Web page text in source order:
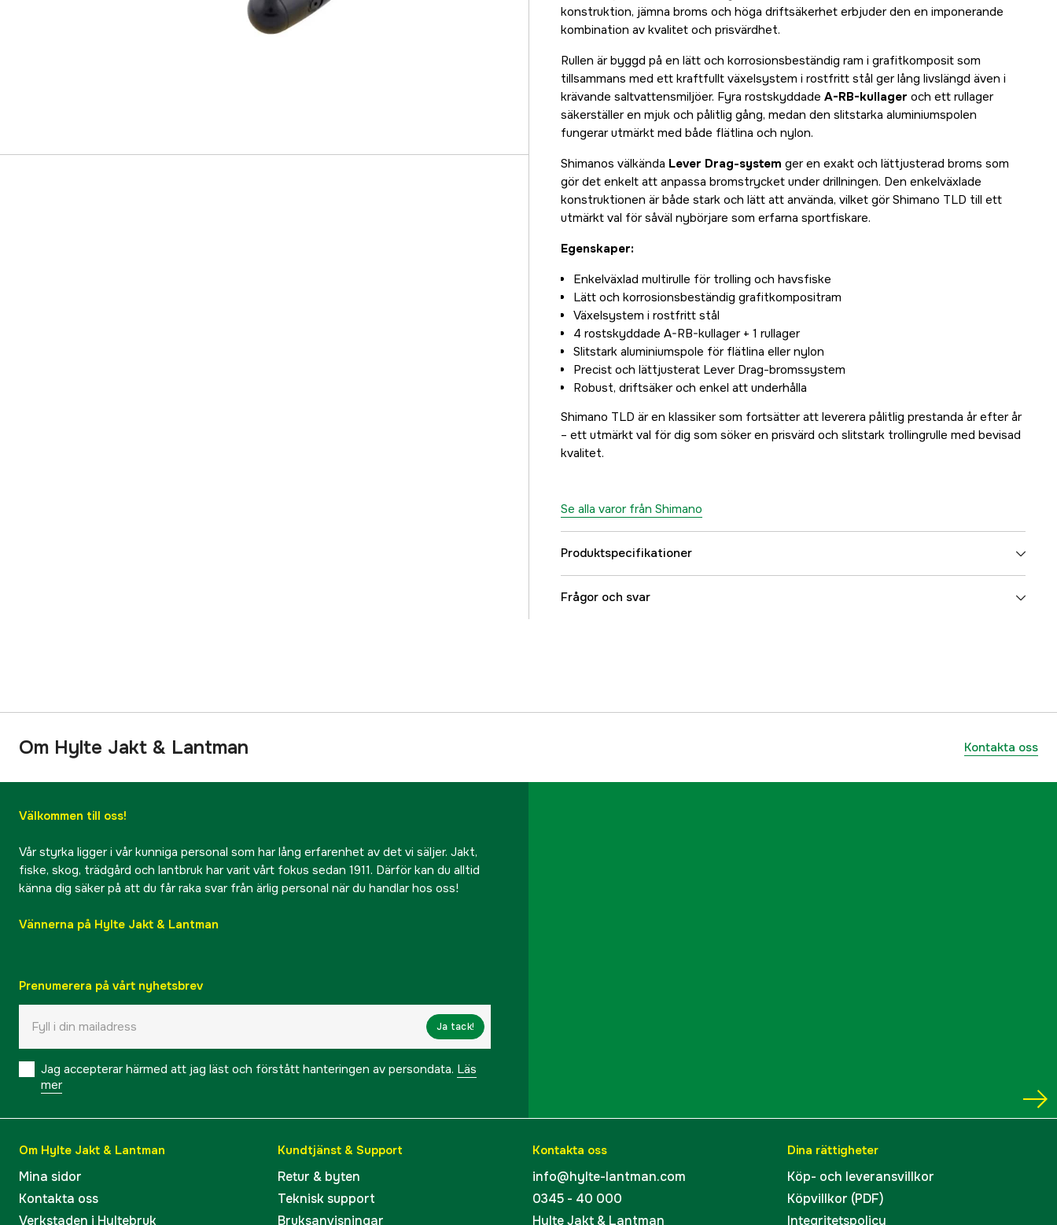
konstruktion, jämna broms och höga driftsäkerhet erbjuder den en imponerande
kombination av kvalitet och prisvärdhet.
Rullen är byggd på en lätt och korrosionsbeständig ram i grafitkomposit som
tillsammans med ett kraftfullt växelsystem i rostfritt stål ger lång livslängd även i
krävande saltvattensmiljöer. Fyra rostskyddade A-RB-kullager och ett rullager
säkerställer en mjuk och pålitlig gång, medan den slitstarka aluminiumspolen
fungerar utmärkt med både flätlina och nylon.
Shimanos välkända Lever Drag-system ger en exakt och lättjusterad broms som
gör det enkelt att anpassa bromstrycket under drillningen. Den enkelväxlade
konstruktionen är både stark och lätt att använda, vilket gör Shimano TLD till ett
utmärkt val för såväl nybörjare som erfarna sportfiskare.
Egenskaper:
Enkelväxlad multirulle för trolling och havsfiske
Lätt och korrosionsbeständig grafitkompositram
Växelsystem i rostfritt stål
4 rostskyddade A-RB-kullager + 1 rullager
Slitstark aluminiumspole för flätlina eller nylon
Precist och lättjusterat Lever Drag-bromssystem
Robust, driftsäker och enkel att underhålla
Shimano TLD är en klassiker som fortsätter att leverera pålitlig prestanda år efter år
– ett utmärkt val för dig som söker en prisvärd och slitstark trollingrulle med bevisad
kvalitet.
Se alla varor från Shimano
Produktspecifikationer
Linintag
Utväxling 4.0:1
0,26MM/500m
Frågor och svar
Om Hylte Jakt & Lantman Kontakta oss
Välkommen till oss!
Vår styrka ligger i vår kunniga personal som har lång erfarenhet av det vi säljer. Jakt,
fiske, skog, trädgård och lantbruk har varit vårt fokus sedan 1911. Därför kan du alltid
känna dig säker på att du får raka svar från ärlig personal när du handlar hos oss!
Vännerna på Hylte Jakt & Lantman
Prenumerera på vårt nyhetsbrev
Ja tack!
Jag accepterar härmed att jag läst och förstått hanteringen av persondata. Läs
mer
Om Hylte Jakt & Lantman
Mina sidor
Kontakta oss
Verkstaden i Hyltebruk
Kundtjänst & Support
Retur & byten
Teknisk support
Bruksanvisningar
Kontakta oss
info@hylte-lantman.com
0345 - 40 000
Hylte Jakt & Lantman
Dina rättigheter
Köp- och leveransvillkor
Köpvillkor (PDF)
Integritetspolicy